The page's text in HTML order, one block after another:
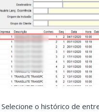
Selecione o histórico de